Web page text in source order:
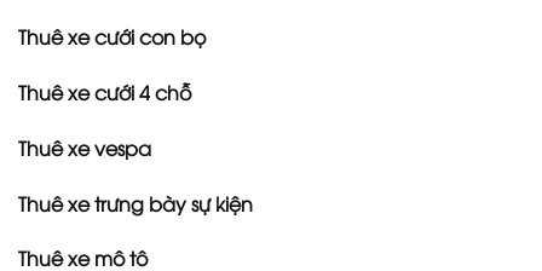
Thuê xe cưới con bọ
Thuê xe cưới 4 chỗ
Thuê xe vespa
Thuê xe trưng bày sự kiện
Thuê xe mô tô